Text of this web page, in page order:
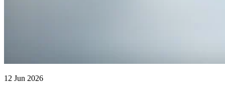
12 Jun 2026